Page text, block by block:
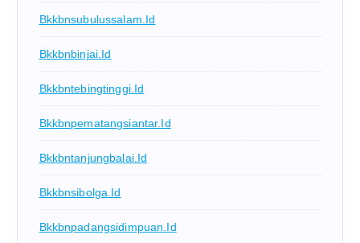
Bkkbnsubulussalam.id
Bkkbnbinjai.id
Bkkbntebingtinggi.id
Bkkbnpematangsiantar.id
Bkkbntanjungbalai.id
Bkkbnsibolga.id
Bkkbnpadangsidimpuan.id